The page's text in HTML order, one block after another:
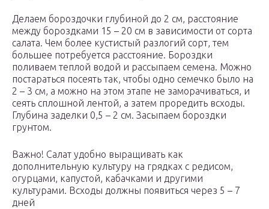
Делаем бороздочки глубиной до 2 см, расстояние
между бороздками 15 – 20 см в зависимости от сорта
салата. Чем более кустистый разлогий сорт, тем
большее потребуется расстояние. Бороздки
поливаем теплой водой и рассыпаем семена. Можно
постараться посеять так, чтобы одно семечко было на
2 – 3 см, а можно на этом этапе не заморачиваться, и
сеять сплошной лентой, а затем проредить всходы.
Глубина заделки 0,5 – 2 см. Засыпаем бороздки
грунтом.
Важно! Салат удобно выращивать как
дополнительную культуру на грядках с редисом,
огурцами, капустой, кабачками и другими
культурами. Всходы должны появиться через 5 – 7
дней